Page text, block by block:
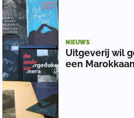
NIEUWS
Uitgeverij wil
een